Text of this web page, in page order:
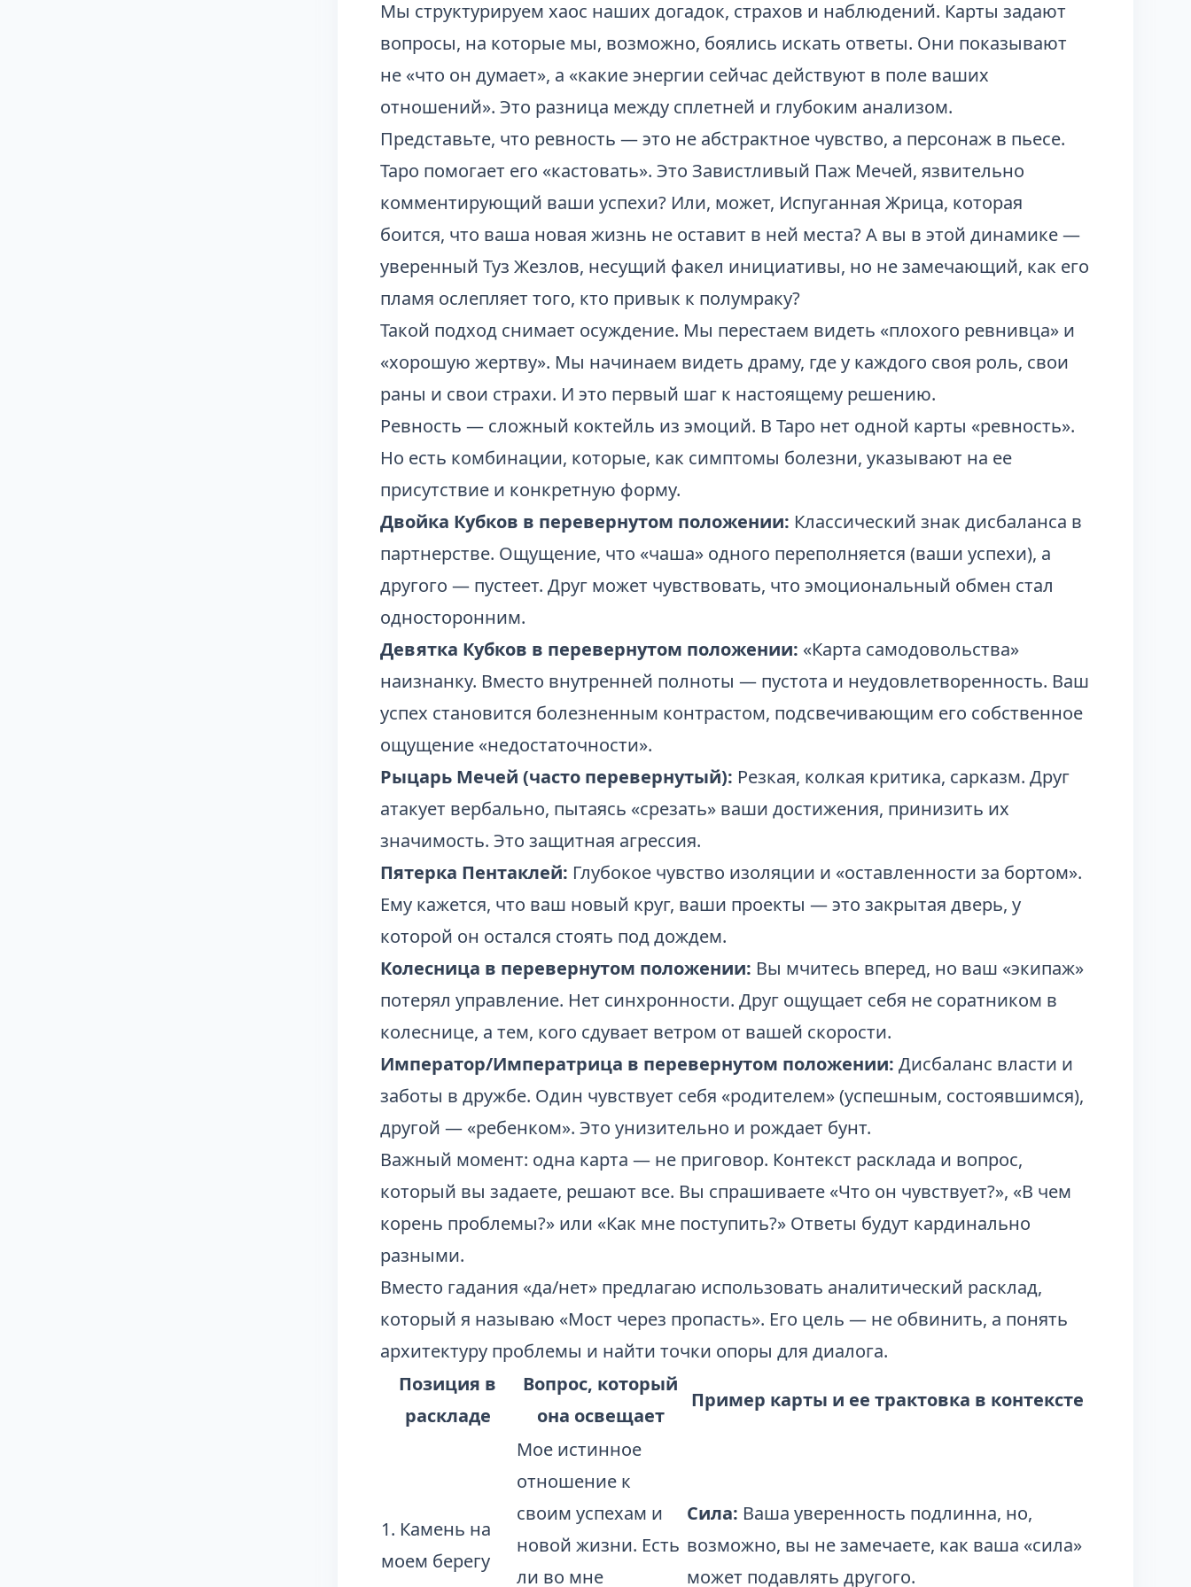
Мы структурируем хаос наших догадок, страхов и наблюдений. Карты задают
вопросы, на которые мы, возможно, боялись искать ответы. Они показывают
не «что он думает», а «какие энергии сейчас действуют в поле ваших
отношений». Это разница между сплетней и глубоким анализом.
Представьте, что ревность — это не абстрактное чувство, а персонаж в пьесе.
Таро помогает его «кастовать». Это Завистливый Паж Мечей, язвительно
комментирующий ваши успехи? Или, может, Испуганная Жрица, которая
боится, что ваша новая жизнь не оставит в ней места? А вы в этой динамике —
уверенный Туз Жезлов, несущий факел инициативы, но не замечающий, как его
пламя ослепляет того, кто привык к полумраку?
Такой подход снимает осуждение. Мы перестаем видеть «плохого ревнивца» и
«хорошую жертву». Мы начинаем видеть драму, где у каждого своя роль, свои
раны и свои страхи. И это первый шаг к настоящему решению.
Ревность — сложный коктейль из эмоций. В Таро нет одной карты «ревность».
Но есть комбинации, которые, как симптомы болезни, указывают на ее
присутствие и конкретную форму.
Двойка Кубков в перевернутом положении: Классический знак дисбаланса в
партнерстве. Ощущение, что «чаша» одного переполняется (ваши успехи), а
другого — пустеет. Друг может чувствовать, что эмоциональный обмен стал
односторонним.
Девятка Кубков в перевернутом положении: «Карта самодовольства»
наизнанку. Вместо внутренней полноты — пустота и неудовлетворенность. Ваш
успех становится болезненным контрастом, подсвечивающим его собственное
ощущение «недостаточности».
Рыцарь Мечей (часто перевернутый): Резкая, колкая критика, сарказм. Друг
атакует вербально, пытаясь «срезать» ваши достижения, принизить их
значимость. Это защитная агрессия.
Пятерка Пентаклей: Глубокое чувство изоляции и «оставленности за бортом».
Ему кажется, что ваш новый круг, ваши проекты — это закрытая дверь, у
которой он остался стоять под дождем.
Колесница в перевернутом положении: Вы мчитесь вперед, но ваш «экипаж»
потерял управление. Нет синхронности. Друг ощущает себя не соратником в
колеснице, а тем, кого сдувает ветром от вашей скорости.
Император/Императрица в перевернутом положении: Дисбаланс власти и
заботы в дружбе. Один чувствует себя «родителем» (успешным, состоявшимся),
другой — «ребенком». Это унизительно и рождает бунт.
Важный момент: одна карта — не приговор. Контекст расклада и вопрос,
который вы задаете, решают все. Вы спрашиваете «Что он чувствует?», «В чем
корень проблемы?» или «Как мне поступить?» Ответы будут кардинально
разными.
Вместо гадания «да/нет» предлагаю использовать аналитический расклад,
который я называю «Мост через пропасть». Его цель — не обвинить, а понять
архитектуру проблемы и найти точки опоры для диалога.
Позиция в
раскладе
Вопрос, который
она освещает
Пример карты и ее трактовка в контексте
1. Камень на
моем берегу
Мое истинное
отношение к
своим успехам и
новой жизни. Есть
ли во мне
Сила: Ваша уверенность подлинна, но,
возможно, вы не замечаете, как ваша «сила»
может подавлять другого.